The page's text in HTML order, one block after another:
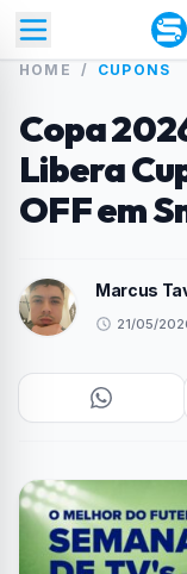
HOME / CUPONS
Copa
Libera
OFF em
Marcus
21/05/